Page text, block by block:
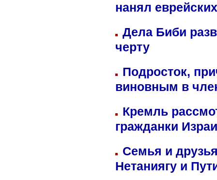
нанял
Дела Биби
черту
Подросток,
виновным в
Кремль
гражданки
Семья и
Нетаниягу и